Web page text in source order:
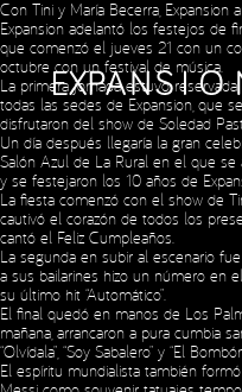
Con Tini y María Becerra,
Expansion adelantó los festejos de
que comenzó el jueves 21 con un
octubre con un festival de música.
La primera jornada estuvo
todas las sedes de Expansion, que
disfrutaron del show de Soledad
Un día después llegaría la gran
Salón Azul de La Rural en el que se
y se festejaron los 10 años de
La fiesta comenzó con el show de
cautivó el corazón de todos los
cantó el Feliz Cumpleaños.
La segunda en subir al escenario
a sus bailarines hizo un número en
su último hit “Automático”.
El final quedó en manos de Los
mañana, arrancaron a pura cumbia
“Olvídala”, “Soy Sabalero” y “El
El espíritu mundialista también